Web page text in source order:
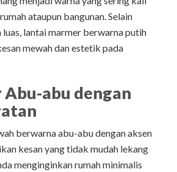
ataupun bangunan. Selain
lantai marmer berwarna putih
mewah dan estetik pada
abu dengan
berwarna abu-abu dengan aksen
kesan yang tidak mudah lekang
menginginkan rumah minimalis